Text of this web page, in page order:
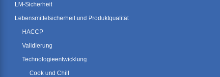
LM-Sicherheit
Lebensmittelsicherheit und Produktqualität
HACCP
Validierung
Technologieentwicklung
Cook und Chill